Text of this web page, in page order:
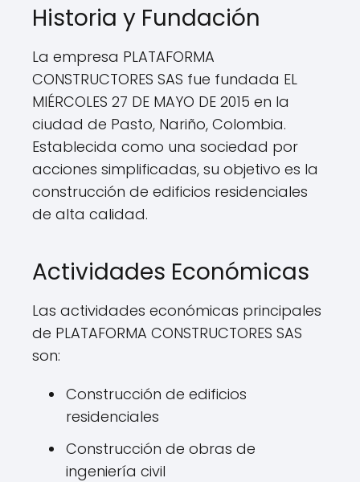
Historia y Fundación
La empresa PLATAFORMA
CONSTRUCTORES SAS fue fundada EL
MIÉRCOLES 27 DE MAYO DE 2015 en la
ciudad de Pasto, Nariño, Colombia.
Establecida como una sociedad por
acciones simplificadas, su objetivo es la
construcción de edificios residenciales
de alta calidad.
Actividades Económicas
Las actividades económicas principales
de PLATAFORMA CONSTRUCTORES SAS
son:
Construcción de edificios
residenciales
Construcción de obras de
ingeniería civil